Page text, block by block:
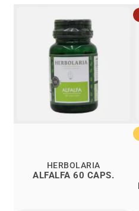
ALFALFA 60 CAPS.
HERBOLARIA